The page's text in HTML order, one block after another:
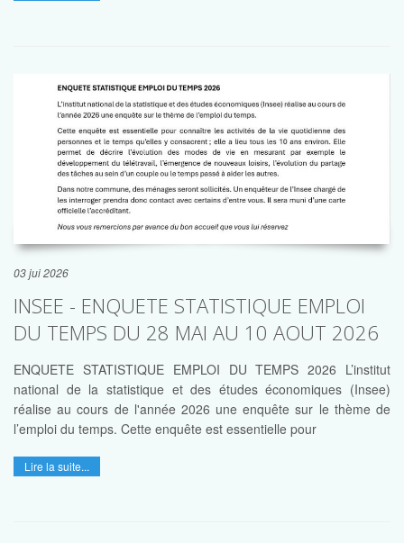
03 jui 2026
INSEE - ENQUETE STATISTIQUE EMPLOI
DU TEMPS DU 28 MAI AU 10 AOUT 2026
ENQUETE STATISTIQUE EMPLOI DU TEMPS 2026 L’institut
national de la statistique et des études économiques (Insee)
réalise au cours de l'année 2026 une enquête sur le thème de
l’emploi du temps. Cette enquête est essentielle pour
Lire la suite...